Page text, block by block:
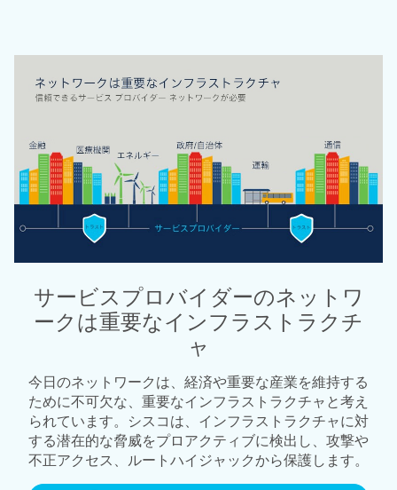
サービスプロバイダーのネットワ
ークは重要なインフラストラクチ
ャ
今日のネットワークは、経済や重要な産業を維持する
ために不可欠な、重要なインフラストラクチャと考え
られています。シスコは、インフラストラクチャに対
する潜在的な脅威をプロアクティブに検出し、攻撃や
不正アクセス、ルートハイジャックから保護します。